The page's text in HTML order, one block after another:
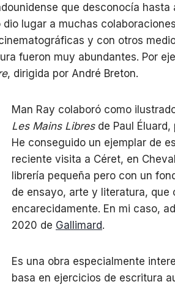
que desconocía hasta
lugar a muchas
y con otros
fueron muy abundantes. Por
, dirigida por André Breton.
Man Ray colaboró como
Les Mains Libresde Paul Éluard,
He conseguido un ejemplar de
reciente visita a Céret, en
librería pequeña pero con un
de ensayo, arte y literatura, que
encarecidamente. En mi caso,
2020 de Gallimard.
Es una obra especialmente
basa en ejercicios de escritura